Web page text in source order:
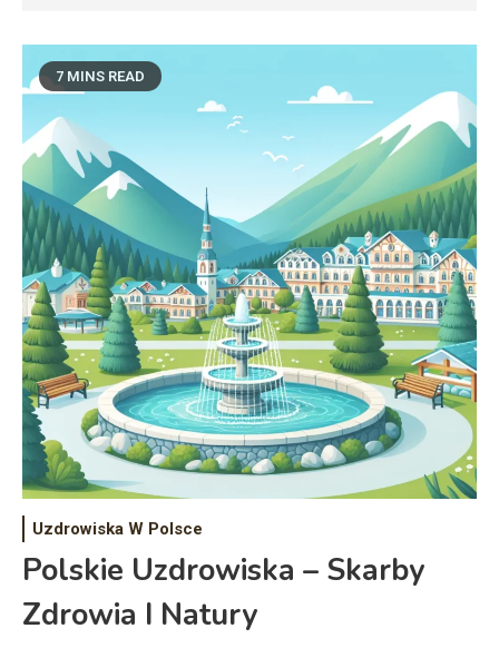
7 MINS READ
Uzdrowiska W Polsce
Polskie Uzdrowiska – Skarby
Zdrowia I Natury